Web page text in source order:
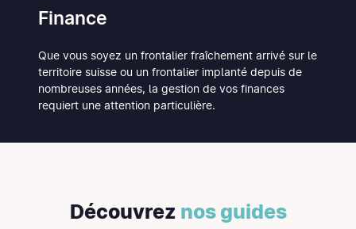
Finance
Que vous soyez un frontalier fraîchement arrivé sur le
territoire suisse ou un frontalier implanté depuis de
nombreuses années, la gestion de vos finances
requiert une attention particulière.
Découvrez nos guides